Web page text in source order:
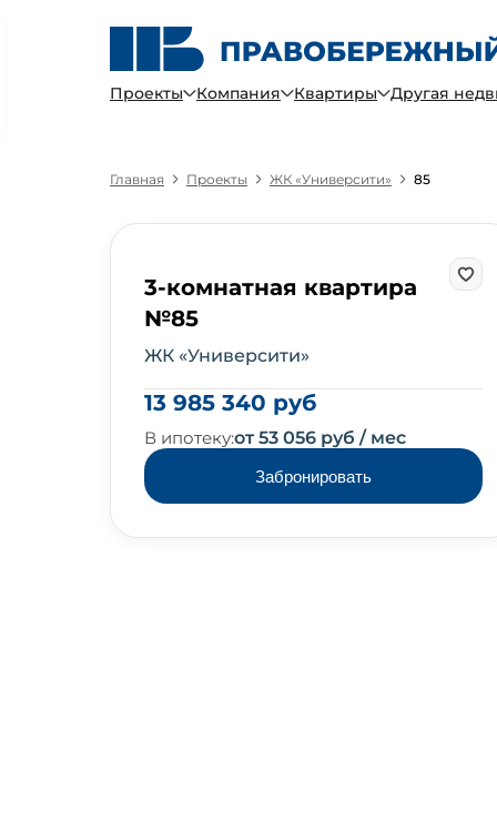
Проекты Компания Квартиры Другая
Главная Проекты ЖК «Университи» 85
3-комнатная квартира
№85
ЖК «Университи»
13 985 340 руб
В ипотеку:от 53 056 руб / мес
Забронировать